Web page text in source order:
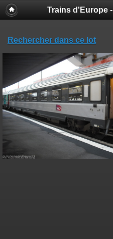
Trains d'Europe
Rechercher dans ce lot